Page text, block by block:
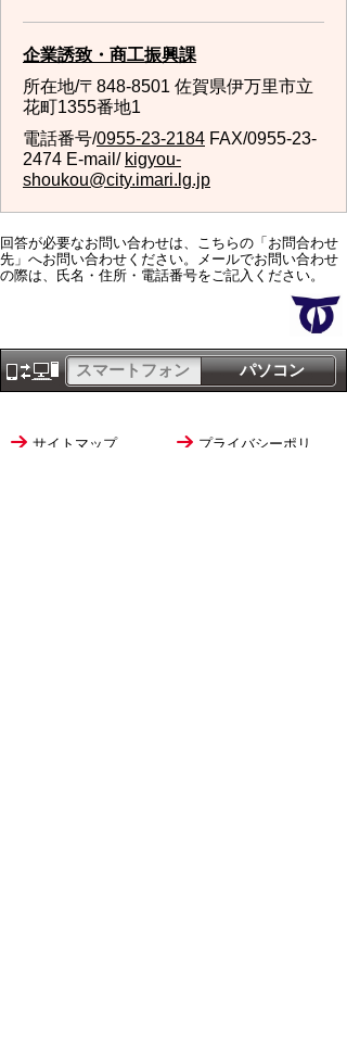
企業誘致・商工振興課
所在地/〒848-8501 佐賀県伊万里市立
花町1355番地1
電話番号/0955-23-2184 FAX/0955-23-
2474 E-mail/ kigyou-
shoukou@city.imari.lg.jp
回答が必要なお問い合わせは、こちらの「お問合わせ
先」へお問い合わせください。メールでお問い合わせ
の際は、氏名・住所・電話番号をご記入ください。
パソコン
スマートフォン
サイトマップ
プライバシーポリ